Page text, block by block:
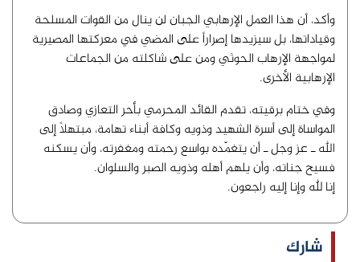
وأكد، أن هذا العمل الإرهابي الجبان لن ينال من القوات المسلحة
وقياداتها، بل سيزيدها إصراراً على المضي في معركتها المصيرية
لمواجهة الإرهاب الحوثي ومن على شاكلته من الجماعات
الإرهابية الأخرى.
وفي ختام برقيته، تقدم القائد المحرمي بأحر التعازي وصادق
المواساة إلى أسرة الشهيد وذويه وكافة أبناء تهامة، مبتهلاً إلى
الله ـ عز وجل ـ أن يتغمّده بواسع رحمته ومغفرته، وأن يسكنه
فسيح جناته، وأن يلهم أهله وذويه الصبر والسلوان.
إنا لله وإنا إليه راجعون.
شارك